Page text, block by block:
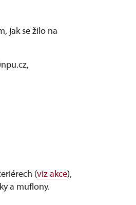
jak se žilo na
(viz akce),
a muflony.